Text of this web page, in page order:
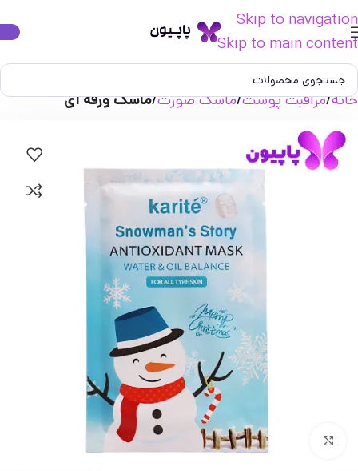
Skip to navigation
Skip to main content
خانه مراقبت پوست ماسک صورت ماسک ورقه ای
بزرگنمایی تصویر